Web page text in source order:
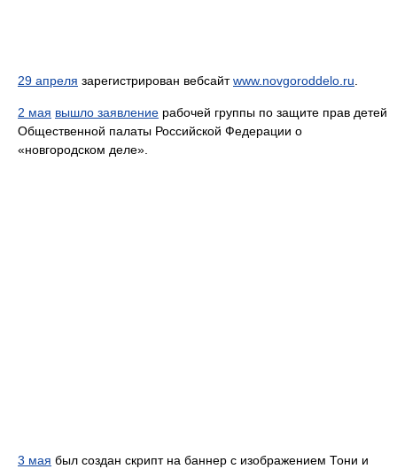
29 апреля зарегистрирован вебсайтwww.novgoroddelo.ru
2 мая вышло заявление рабочей группы по защите прав детей
Общественной палаты Российской Федерации о
«новгородском деле».
3 мая был создан скрипт на баннер с изображением Тони и